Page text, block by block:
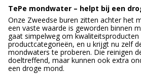
TePe mondwater – helpt bij een
Onze Zweedse buren zitten achter het
een vaste waarde is geworden binnen
gaat simpelweg om kwaliteitsproducten
productcategorieën, en u krijgt nu zelf
mondwaters te proberen. Die reinigen
doeltreffend, maar kunnen ook extra
een droge mond.